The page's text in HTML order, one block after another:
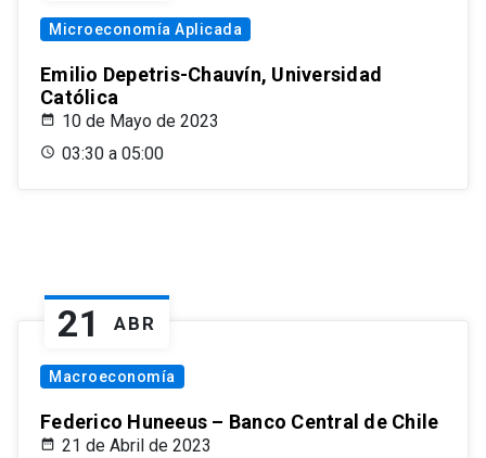
Microeconomía Aplicada
Emilio Depetris-Chauvín, Universidad
Católica
10 de Mayo de 2023
03:30 a 05:00
21 ABR
Macroeconomía
Federico Huneeus – Banco Central de Chile
21 de Abril de 2023